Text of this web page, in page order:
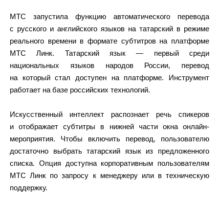
МТС запустила функцию автоматического перевода
с русского и английского языков на татарский в режиме
реального времени в формате субтитров на платформе
МТС Линк. Татарский язык — первый среди
национальных языков народов России, перевод
на который стал доступен на платформе. Инструмент
работает на базе российских технологий.
Искусственный интеллект распознает речь спикеров
и отображает субтитры в нижней части окна онлайн-
мероприятия. Чтобы включить перевод, пользователю
достаточно выбрать татарский язык из предложенного
списка. Опция доступна корпоративным пользователям
МТС Линк по запросу к менеджеру или в техническую
поддержку.